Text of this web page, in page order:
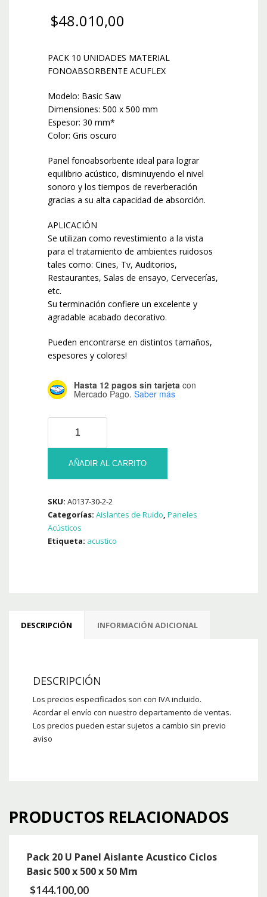
$48.010,00
PACK 10 UNIDADES MATERIAL
FONOABSORBENTE ACUFLEX
Modelo: Basic Saw
Dimensiones: 500 x 500 mm
Espesor: 30 mm*
Color: Gris oscuro
Panel fonoabsorbente ideal para lograr
equilibrio acústico, disminuyendo el nivel
sonoro y los tiempos de reverberación
gracias a su alta capacidad de absorción.
APLICACIÓN
Se utilizan como revestimiento a la vista
para el tratamiento de ambientes ruidosos
tales como: Cines, Tv, Auditorios,
Restaurantes, Salas de ensayo, Cervecerías,
etc.
Su terminación confiere un excelente y
agradable acabado decorativo.
Pueden encontrarse en distintos tamaños,
espesores y colores!
Hasta 12 pagos sin tarjeta con
Mercado Pago. Saber más
U
Saw
Basic
500
x
AÑADIR AL CARRITO
SKU: A0137-30-2-2
Categorías: Aislantes de Ruido Paneles
Acústicos
Etiqueta: acustico
DESCRIPCIÓN INFORMACIÓN ADICIONAL
DESCRIPCIÓN
Los precios especificados son con IVA incluido.
Acordar el envío con nuestro departamento de ventas.
Los precios pueden estar sujetos a cambio sin previo
aviso
PRODUCTOS RELACIONADOS
Pack 20 U Panel Aislante Acustico Ciclos
Basic 500 x 500 x 50 Mm
$144.100,00